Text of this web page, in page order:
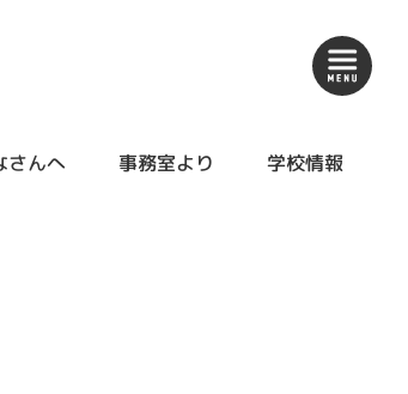
さんへ 事務室より 学校情報